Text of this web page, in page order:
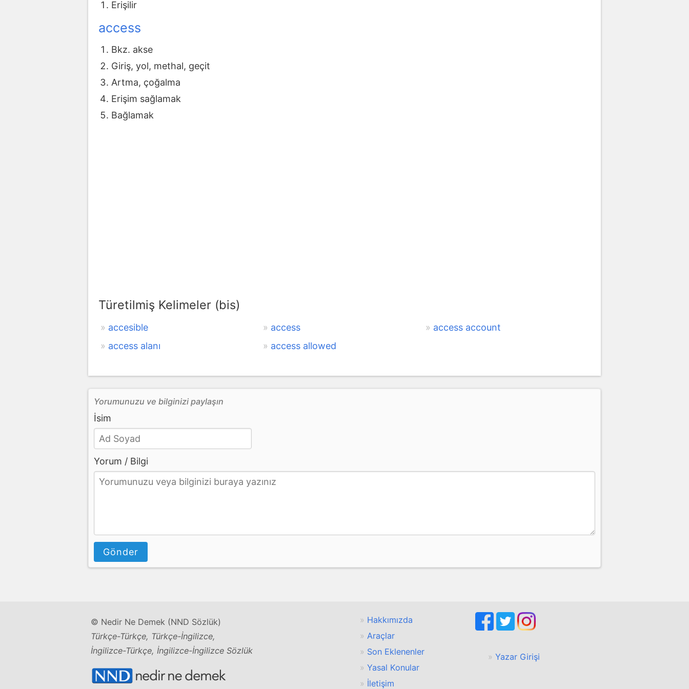
Erişilir
access
Bkz. akse
Giriş, yol, methal, geçit
Artma, çoğalma
Erişim sağlamak
Bağlamak
Türetilmiş Kelimeler (bis)
accesible access
access account
access alanı
access allowed
Yorumunuzu ve bilginizi paylaşın
İsim
Yorum / Bilgi
Gönder
© Nedir Ne Demek (NND Sözlük)
Türkçe-Türkçe, Türkçe-İngilizce,
İngilizce-Türkçe, İngilizce-İngilizce Sözlük
Hakkımızda
Araçlar
Son Eklenenler
Yasal Konular
İletişim
Yazar Girişi